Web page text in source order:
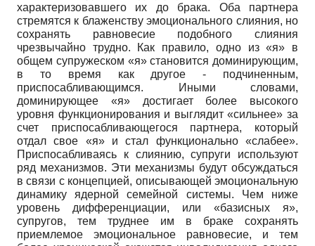
характеризовавшего их до брака. Оба партнера
стремятся к блаженству эмоционального слияния, но
сохранять равновесие подобного слияния
чрезвычайно трудно. Как правило, одно из «я» в
общем супружеском «я» становится доминирующим,
в то время как другое - подчиненным,
приспосабливающимся. Иными словами,
доминирующее «я» достигает более высокого
уровня функционирования и выглядит «сильнее» за
счет приспосабливающегося партнера, который
отдал свое «я» и стал функционально «слабее».
Приспосабливаясь к слиянию, супруги используют
ряд механизмов. Эти механизмы будут обсуждаться
в связи с концепцией, описывающей эмоциональную
динамику ядерной семейной системы. Чем ниже
уровень дифференциации, или «базисных я»,
супругов, тем труднее им в браке сохранять
приемлемое эмоциональное равновесие, и тем